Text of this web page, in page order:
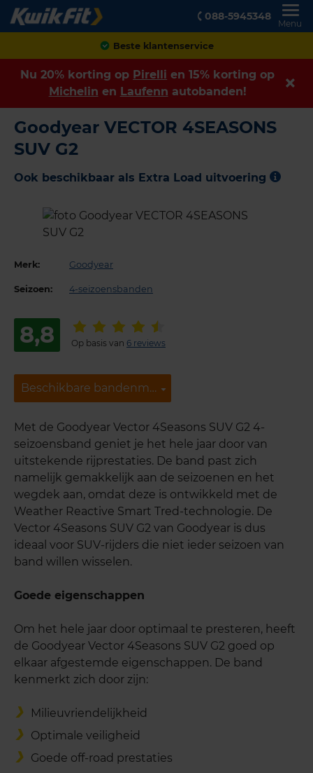
088-5945348
Menu
Beste klantenservice
Nu 20% korting op Pirelli en 15% korting op
Michelin en Laufenn autobanden!
Goodyear VECTOR 4SEASONS
SUV G2
Ook beschikbaar als Extra Load uitvoering
Merk: Goodyear
Seizoen: 4-seizoensbanden
8,8 Op basis van 6 reviews
Beschikbare bandenmaten
Beschikbare bandenmaten
Met de Goodyear Vector 4Seasons SUV G2 4-
seizoensband geniet je het hele jaar door van
uitstekende rijprestaties. De band past zich
namelijk gemakkelijk aan de seizoenen en het
wegdek aan, omdat deze is ontwikkeld met de
Weather Reactive Smart Tred-technologie. De
Vector 4Seasons SUV G2 van Goodyear is dus
ideaal voor SUV-rijders die niet ieder seizoen van
band willen wisselen.
Goede eigenschappen
Om het hele jaar door optimaal te presteren, heeft
de Goodyear Vector 4Seasons SUV G2 goed op
elkaar afgestemde eigenschappen. De band
kenmerkt zich door zijn:
Milieuvriendelijkheid
Optimale veiligheid
Goede off-road prestaties